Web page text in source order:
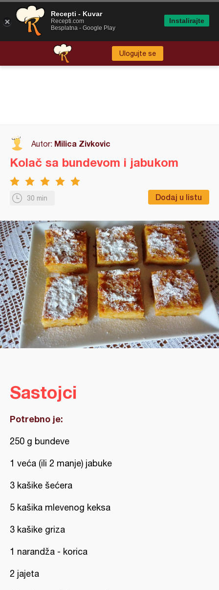
Ulogujte se
Autor: Milica Zivkovic
30 min Dodaj u listu
Kolač sa bundevom i jabukom
Sastojci
Potrebno je:
250 g bundeve
1 veća (ili 2 manje) jabuke
3 kašike šećera
5 kašika mlevenog keksa
3 kašike griza
1 narandža - korica
2 jajeta
Recepti - Kuvar
Recepti.com
Besplatna - Google Play
Instalirajte